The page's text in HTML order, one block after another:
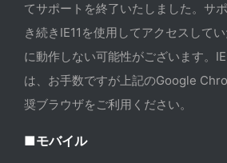
てサポートを終了いたしました。サ
き続きIE11を使用してアクセスして
に動作しない可能性がございます。
は、お手数ですが上記のGoogle
奨ブラウザをご利用ください。
■モバイル